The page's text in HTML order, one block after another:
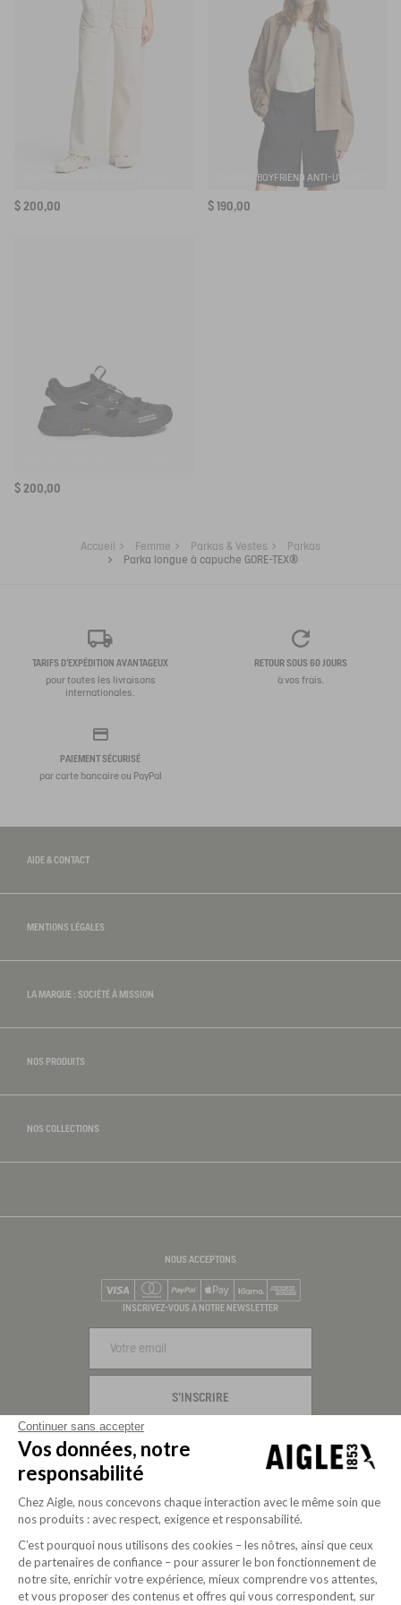
M’INSCRIRE À L’ALERTE
$ 200,00 $ 190,00
$ 200,00
Accueil Femme Parkas & Vestes
Parkas
Parka longue à capuche GORE-TEX®
TARIFS D'EXPÉDITION AVANTAGEUX
pour toutes les livraisons
internationales.
RETOUR SOUS 60 JOURS
à vos frais.
PAIEMENT SÉCURISÉ
par carte bancaire ou PayPal
AIDE & CONTACT
MENTIONS LÉGALES
LA MARQUE : SOCIÉTÉ À MISSION
NOS PRODUITS
NOS COLLECTIONS
NOUS ACCEPTONS
Visa Mastercard
PayPalApple PayKlarna
INSCRIVEZ-VOUS À NOTRE NEWSLETTER
S'INSCRIRE
Continuer sans accepter
Vos données, notre
responsabilité
Chez Aigle, nous concevons chaque interaction avec le même soin que
nos produits : avec respect, exigence et responsabilité.
C’est pourquoi nous utilisons des cookies – les nôtres, ainsi que ceux
de partenaires de confiance – pour assurer le bon fonctionnement de
notre site, enrichir votre expérience, mieux comprendre vos attentes,
et vous proposer des contenus et offres qui vous correspondent, sur